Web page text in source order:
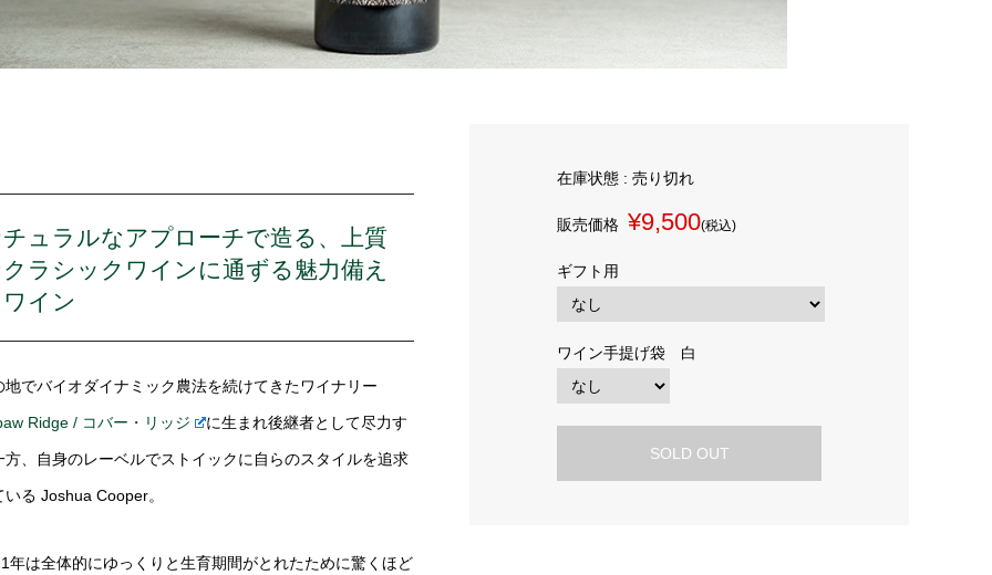
ュラルなアプローチで造る、上質
ラシックワインに通ずる魅力備え
イン
地でバイオダイナミック農法を続けてきたワイナリー
Ridge / コバー・リッジ に生まれ後継者として尽力す
方、自身のレーベルでストイックに自らのスタイルを追求
いる Joshua Cooper。
年は全体的にゆっくりと生育期間がとれたために驚くほど
在庫状態 : 売り切れ
販売価格 ¥9,500(税込)
ギフト用
ワイン手提げ袋 白
SOLD OUT